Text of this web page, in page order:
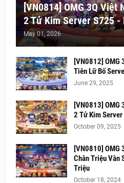
[VN0814] OMG 3Q Việt
2 Tử Kim Server S725 -
May 01, 2026
[VN0812] OMG
Tiên Lữ Bố
June 29, 2025
[VN0813] OMG
2 Tử Kim
October 09, 2025
[VN0810] OMG
Chân Triệu Vân
Triệu
October 18, 2024